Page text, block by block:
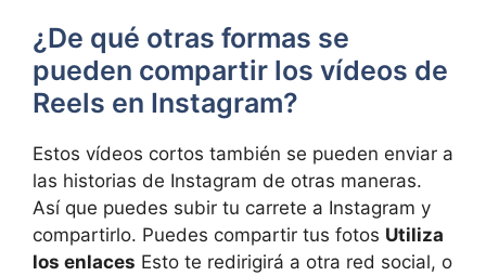
¿De qué otras formas se
pueden compartir los vídeos de
Reels en Instagram?
Estos vídeos cortos también se pueden enviar a
las historias de Instagram de otras maneras.
Así que puedes subir tu carrete a Instagram y
compartirlo. Puedes compartir tus fotos Utiliza
los enlaces Esto te redirigirá a otra red social, o